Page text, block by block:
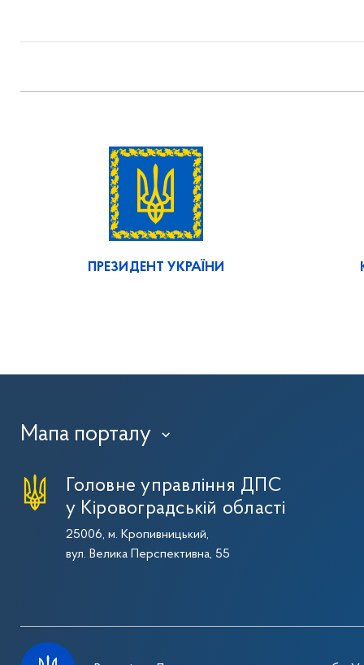
ПРЕЗИДЕНТ УКРАЇНИ
Мапа порталу ›
Головне управління ДПС
у Кіровоградській області
25006, м. Кропивницький,
вул. Велика Перспективна, 55